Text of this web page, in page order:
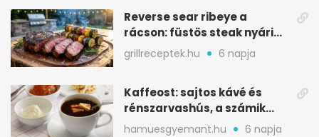
Reverse sear ribeye a
rácson: füstös steak nyári
tökkebabbal
grillreceptek.hu 6 napja
Kaffeost: sajtos kávé és
rénszarvashús, a számik
melegítő itala
hamuesgyemant.hu 6 napja